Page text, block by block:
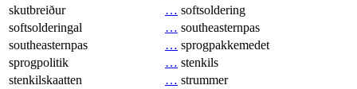
skutbreiður
… softsoldering
softsolderingal
… southeasternpas
southeasternpas
… sprogpakkemedet
sprogpolitik
… stenkils
stenkilskaatten
… strummer